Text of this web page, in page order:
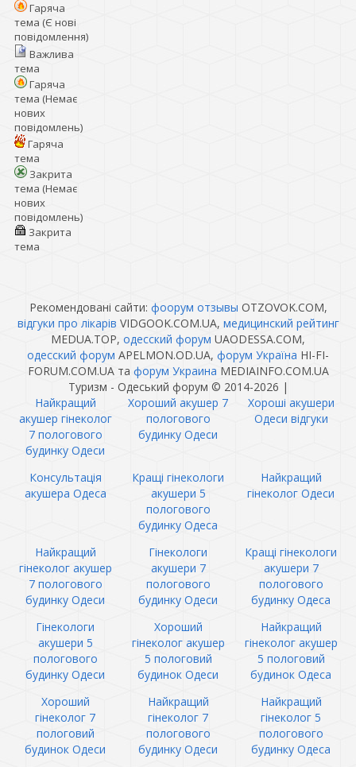
Гаряча
тема (Є нові
повідомлення)
Важлива
тема
Гаряча
тема (Немає
нових
повідомлень)
Гаряча
тема
Закрита
тема (Немає
нових
повідомлень)
Закрита
тема
Рекомендовані сайти: фоорум отзывы OTZOVOK.COM,
відгуки про лікарів VIDGOOK.COM.UA, медицинский рейтинг
MEDUA.TOP, одесский форум UAODESSA.COM,
одесский форум APELMON.OD.UA, форум Україна HI-FI-
FORUM.COM.UA та форум Украина MEDIAINFO.COM.UA
Туризм - Одеський форум © 2014-2026 |
Найкращий
акушер гінеколог
7 пологового
будинку Одеси
Хороший акушер 7
пологового
будинку Одеси
Хороші акушери
Одеси відгуки
Консультація
акушера Одеса
Кращі гінекологи
акушери 5
пологового
будинку Одеса
Найкращий
гінеколог Одеси
Найкращий
гінеколог акушер
7 пологового
будинку Одеси
Гінекологи
акушери 7
пологового
будинку Одеси
Кращі гінекологи
акушери 7
пологового
будинку Одеса
Гінекологи
акушери 5
пологового
будинку Одеси
Хороший
гінеколог акушер
5 пологовий
будинок Одеси
Найкращий
гінеколог акушер
5 пологовий
будинок Одеса
Хороший
гінеколог 7
пологовий
будинок Одеси
Найкращий
гінеколог 7
пологового
будинку Одеси
Найкращий
гінеколог 5
пологового
будинку Одеса